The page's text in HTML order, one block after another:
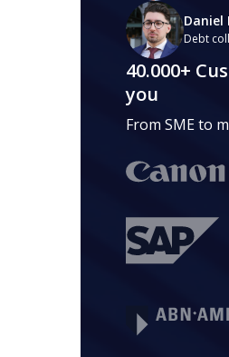
Daniel
Debt
40.000+
you
From SME to